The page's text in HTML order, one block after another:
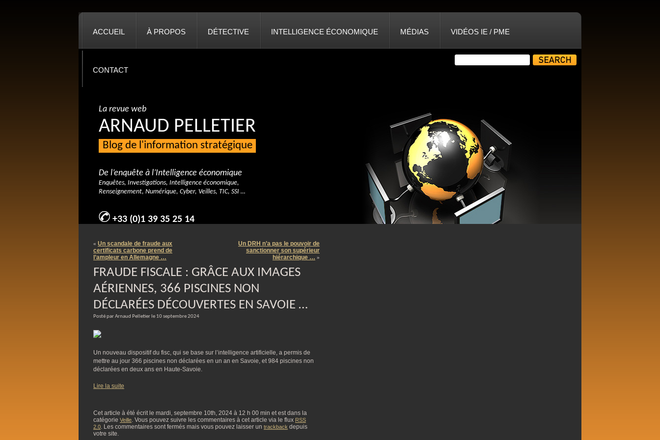
ACCUEIL À PROPOS DÉTECTIVE INTELLIGENCE ÉCONOMIQUE MÉDIAS VIDÉOS IE / PME
CONTACT
La revue web
ARNAUD PELLETIER
Blog de l'information stratégique
De l’enquête à l’Intelligence économique
Enquêtes, Investigations, Intelligence économique,
Renseignement, Numérique, Cyber, Veilles, TIC, SSI …
+33 (0)1 39 35 25 14
« Un scandale de fraude aux
certificats carbone prend de
l’ampleur en Allemagne …
Un DRH n’a pas le pouvoir de
sanctionner son supérieur
hiérarchique … »
FRAUDE FISCALE : GRÂCE AUX IMAGES
AÉRIENNES, 366 PISCINES NON
DÉCLARÉES DÉCOUVERTES EN SAVOIE …
Posté par Arnaud Pelletier le 10 septembre 2024
Un nouveau dispositif du fisc, qui se base sur l’intelligence artificielle, a permis de
mettre au jour 366 piscines non déclarées en un an en Savoie, et 984 piscines non
déclarées en deux ans en Haute-Savoie.
Lire la suite
Cet article à été écrit le mardi, septembre 10th, 2024 à 12 h 00 min et est dans la
catégorie Veille. Vous pouvez suivre les commentaires à cet article via le flux RSS
2.0. Les commentaires sont fermés mais vous pouvez laisser un trackback depuis
votre site.